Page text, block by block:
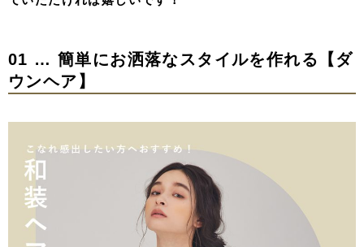
01 … 簡単にお洒落なスタイルを作れる【ダ
ウンヘア】